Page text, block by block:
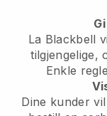
La Blackbell
tilgjengelige,
Enkle
Dine kunder